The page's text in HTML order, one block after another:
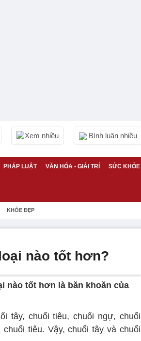
Xem nhiều Bình luận nhiều
PHÁP LUẬT VĂN HÓA - GIẢI TRÍ SỨC KHỎE
KHỎE ĐẸP
nào tốt hơn?
nào tốt hơn là băn khoăn của
tây, chuối tiêu, chuối ngự, chuối
tiêu. Vậy, chuối tây và chuối